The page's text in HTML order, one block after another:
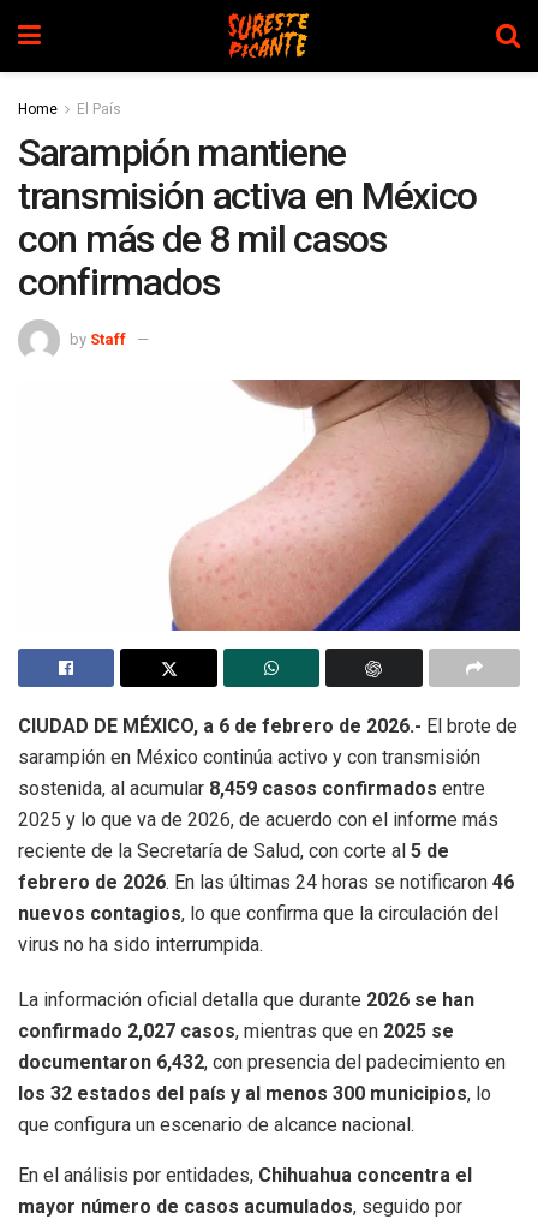
Home El País
Sarampión mantiene
transmisión activa en México
con más de 8 mil casos
confirmados
by Staff
CIUDAD DE MÉXICO, a 6 de febrero de 2026.- El brote de
sarampión en México continúa activo y con transmisión
sostenida, al acumular 8,459 casos confirmados entre
2025 y lo que va de 2026, de acuerdo con el informe más
reciente de la Secretaría de Salud, con corte al 5 de
febrero de 2026. En las últimas 24 horas se notificaron 46
nuevos contagios, lo que confirma que la circulación del
virus no ha sido interrumpida.
La información oficial detalla que durante 2026 se han
confirmado 2,027 casos, mientras que en 2025 se
documentaron 6,432, con presencia del padecimiento en
los 32 estados del país y al menos 300 municipios, lo
que configura un escenario de alcance nacional.
En el análisis por entidades, Chihuahua concentra el
mayor número de casos acumulados, seguido por